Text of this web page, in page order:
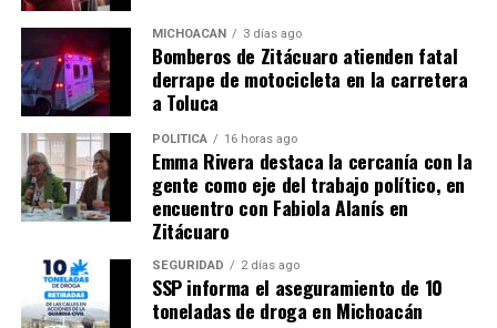
Juárez, Michoacán; edil
atiende comisión de
representantes
19 marzo, 2026
En "Regionales"
En "Política"
AMLO: No mediará en
conflicto de la CNTE; el
Gobierno “no puede delegar”
MICHOACÁN 3 días ago
Bomberos de Zitácuaro atienden fatal
derrape de motocicleta en la carretera
a Toluca
POLÍTICA 16 horas ago
Emma Rivera destaca la cercanía con la
gente como eje del trabajo político, en
encuentro con Fabiola Alanís en
Zitácuaro
SEGURIDAD 2 días ago
SSP informa el aseguramiento de 10
toneladas de droga en Michoacán